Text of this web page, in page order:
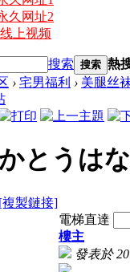
久网址2
上视频
搜索 搜索 熱
› 宅男福利 › 美腿丝
かとうは
[複製鏈接]
電梯直達
樓主
發表於